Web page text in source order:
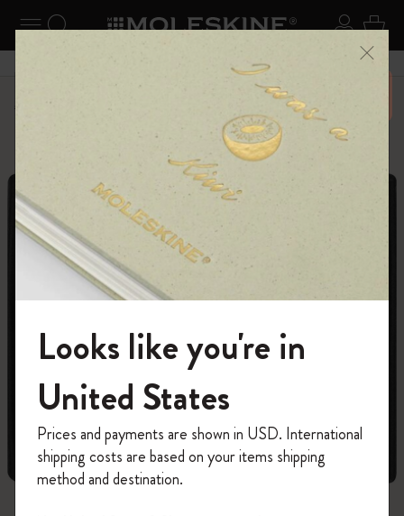
ナビゲーションの切替 ログ
検索 (キーワードなど) カ
6,500円以上のご購入で送料無料 メニ
ーを閉じる
パーソナライズサービス Letters and Symbols
モレスキンの世界へようこそ
「WELCOME10」を入力すると、初回注
文が10%オフ＋送料無料になります。セ
ール・アウトレット品は適用外。
Moleskineアカウントを作成して限定オフ
Looks like you're in
United States
Prices and payments are shown in USD. International
shipping costs are based on your items shipping
method and destination.